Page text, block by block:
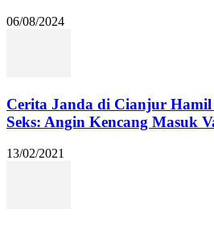
06/08/2024
Cerita Janda di Cianjur
Seks: Angin Kencang Masuk
13/02/2021